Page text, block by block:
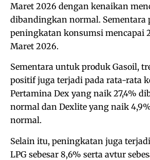
Maret 2026 dengan kenaikan
dibandingkan normal. Sementara
peningkatan konsumsi mencapai
Maret 2026.
Sementara untuk produk Gasoil,
positif juga terjadi pada rata-rata
Pertamina Dex yang naik 27,4%
normal dan Dexlite yang naik
normal.
Selain itu, peningkatan juga
LPG sebesar 8,6% serta avtur